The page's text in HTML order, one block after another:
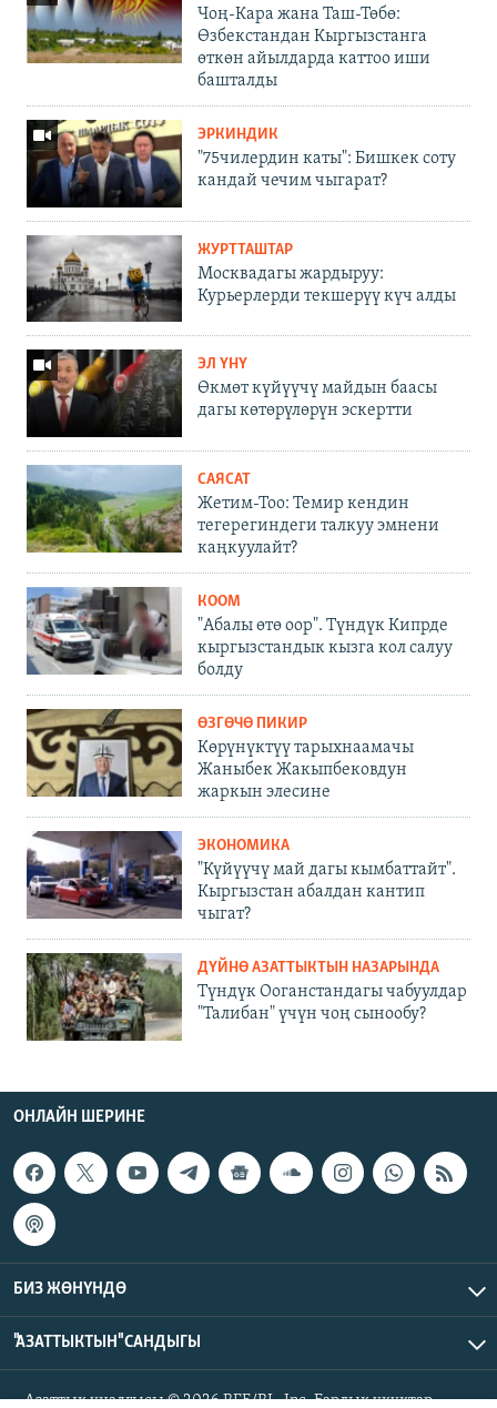
Чоң-Кара жана Таш-Төбө:
Өзбекстандан Кыргызстанга
өткөн айылдарда каттоо иши
башталды
ЭРКИНДИК
"75чилердин каты": Бишкек соту
кандай чечим чыгарат?
ЖУРТТАШТАР
Москвадагы жардыруу:
Курьерлерди текшерүү күч алды
ЭЛ ҮНҮ
Өкмөт күйүүчү майдын баасы
дагы көтөрүлөрүн эскертти
САЯСАТ
Жетим-Тоо: Темир кендин
тегерегиндеги талкуу эмнени
каңкуулайт?
КООМ
"Абалы өтө оор". Түндүк Кипрде
кыргызстандык кызга кол салуу
болду
ӨЗГӨЧӨ ПИКИР
Көрүнүктүү тарыхнаамачы
Жаныбек Жакыпбековдун
жаркын элесине
ЭКОНОМИКА
"Күйүүчү май дагы кымбаттайт".
Кыргызстан абалдан кантип
чыгат?
ДҮЙНӨ АЗАТТЫКТЫН НАЗАРЫНДА
Түндүк Ооганстандагы чабуулдар
"Талибан" үчүн чоң сынообу?
ОНЛАЙН ШЕРИНЕ
БИЗ ЖӨНҮНДӨ
"АЗАТТЫКТЫН" САНДЫГЫ
Азаттык үналгысы © 2026 RFE/RL, Inc. Бардык укуктар